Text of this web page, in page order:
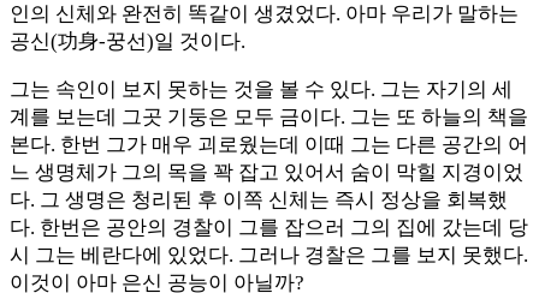
인의 신체와 완전히 똑같이 생겼었다. 아마 우리가 말하는
공신(功身-꿍선)일 것이다.
그는 속인이 보지 못하는 것을 볼 수 있다. 그는 자기의 세
계를 보는데 그곳 기둥은 모두 금이다. 그는 또 하늘의 책을
본다. 한번 그가 매우 괴로웠는데 이때 그는 다른 공간의 어
느 생명체가 그의 목을 꽉 잡고 있어서 숨이 막힐 지경이었
다. 그 생명은 청리된 후 이쪽 신체는 즉시 정상을 회복했
다. 한번은 공안의 경찰이 그를 잡으러 그의 집에 갔는데 당
시 그는 베란다에 있었다. 그러나 경찰은 그를 보지 못했다.
이것이 아마 은신 공능이 아닐까?